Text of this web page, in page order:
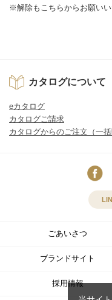
※解除もこちらからお願いい
カタログについて
eカタログ
カタログご請求
カタログからのご注文（一括
ごあいさつ
ブランドサイト
採用情報